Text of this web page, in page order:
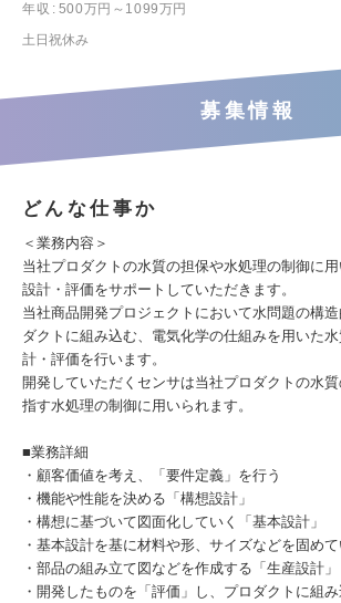
年収
500万円～1099万円
土日祝休み
募集情報
どんな仕事か
＜業務内容＞
当社プロダクトの水質の担保や水処理の制御に用
設計・評価をサポートしていただきます。
当社商品開発プロジェクトにおいて水問題の構
ダクトに組み込む、電気化学の仕組みを用いた
計・評価を行います。
開発していただくセンサは当社プロダクトの水
指す水処理の制御に用いられます。
■業務詳細
・顧客価値を考え、「要件定義」を行う
・機能や性能を決める「構想設計」
・構想に基づいて図面化していく「基本設計」
・基本設計を基に材料や形、サイズなどを固めて
・部品の組み立て図などを作成する「生産設計」
・開発したものを「評価」し、プロダクトに組